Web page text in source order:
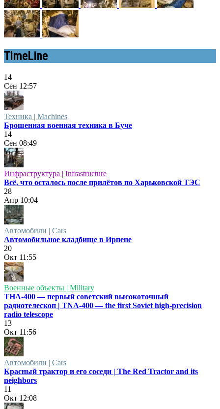
TimeLine
14
Сен 12:57
Техника | Machines
Брошенная военная техника в Буче
14
Сен 08:49
Инфраструктура | Infrastructure
Всё, что осталось после прилётов по Харьковской ТЭС
28
Апр 10:04
Автомобили | Cars
Автомобильное кладбище в Ирпене
20
Окт 11:55
Военные объекты | Military
ТНА-400 — первый советский высокоточный
радиотелескоп | TNA-400 — the first Soviet high-precision
radio telescope
13
Окт 11:56
Автомобили | Cars
Красный трактор и его соседи | The Red Tractor and its
neighbors
11
Окт 12:08